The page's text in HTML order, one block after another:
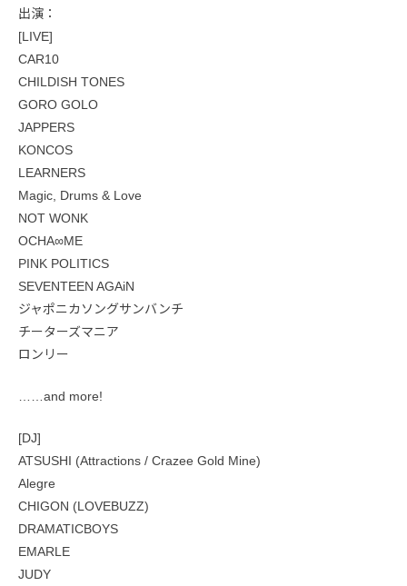
出演：
[LIVE]
CAR10
CHILDISH TONES
GORO GOLO
JAPPERS
KONCOS
LEARNERS
Magic, Drums & Love
NOT WONK
OCHA∞ME
PINK POLITICS
SEVENTEEN AGAiN
ジャポニカソングサンバンチ
チーターズマニア
ロンリー
……and more!
[DJ]
ATSUSHI (Attractions / Crazee Gold Mine)
Alegre
CHIGON (LOVEBUZZ)
DRAMATICBOYS
EMARLE
JUDY